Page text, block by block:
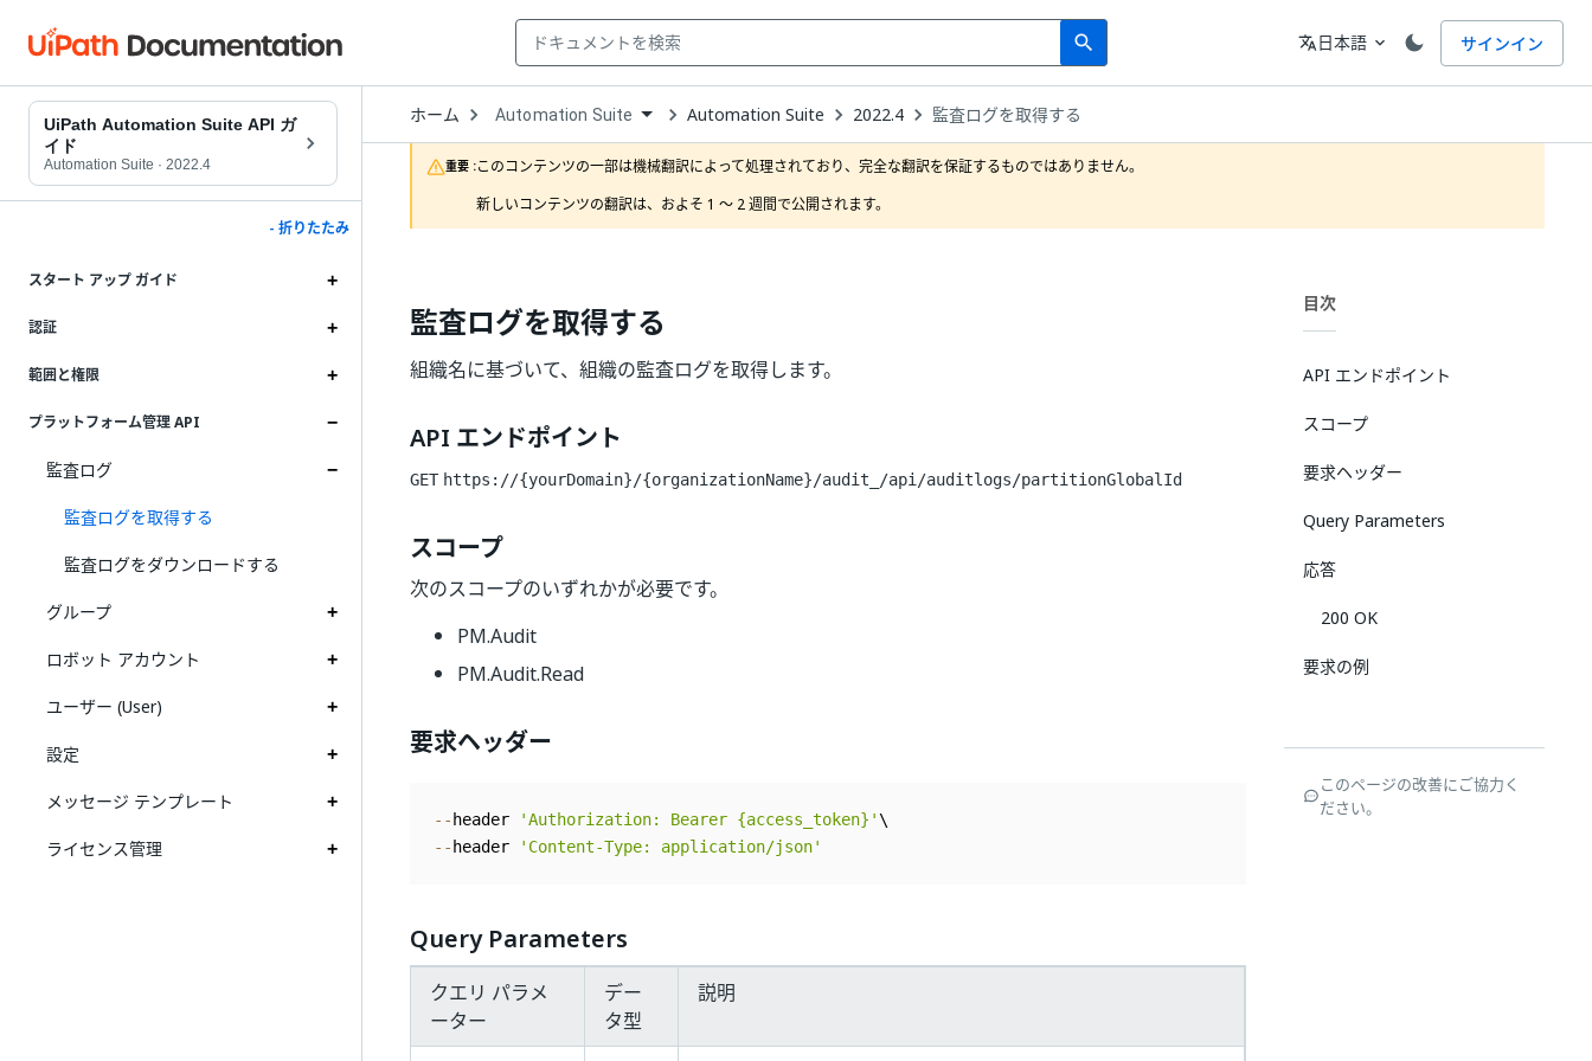
search
Search 言語
translate日本語 expand_more サインイン
UiPath Automation Suite API ガ
イド
Automation Suite · 2022.4
- 折りたたみ
スタート アップ ガイド
認証
範囲と権限
プラットフォーム管理 API
監査ログ
監査ログを取得する
監査ログをダウンロードする
グループ
ロボット アカウント
ユーザー (User)
設定
メッセージ テンプレート
ライセンス管理
ホーム Open
Dropdown
to
choose
product
Automation Suite Automation Suite 2022.4 監査ログを取得する
重要 :このコンテンツの一部は機械翻訳によって処理されており、完全な翻訳を保証するものではありません。
新しいコンテンツの翻訳は、およそ 1 ～ 2 週間で公開されます。
監査ログを取得する
組織名に基づいて、組織の監査ログを取得します。
API エンドポイント
GET https://{yourDomain}/{organizationName}/audit_ /api/auditlogs/partitionGlobalId
スコープ
次のスコープのいずれかが必要です。
PM.Audit
PM.Audit.Read
要求ヘッダー
-- header 'Authorization: Bearer {access_token}'
-- header 'Content-Type: application/json'
Query Parameters
クエリ パラメ
ーター
デー
タ型
説明
目次
API エンドポイント
スコープ
要求ヘッダー
Query Parameters
応答
200 OK
要求の例
このページの改善にご協力く
ださい。